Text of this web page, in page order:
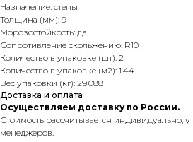
Назначение: стены
Толщина (мм): 9
Морозостойкость: да
Сопротивление скольжению: R10
Количество в упаковке (шт): 2
Количество в упаковке (м2): 1.44
Вес упаковки (кг): 29.088
Доставка и оплата
Осуществляем доставку по России.
Стоимость рассчитывается индивидуально,
менеджеров.